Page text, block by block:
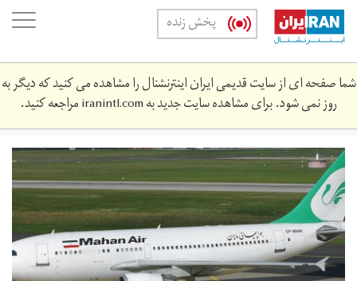
Skip
main
content
پخش زنده
شما صفحه ای از سایت قدیمی ایران اینترنشنال را مشاهده می کنید که دیگر به
روز نمی شود. برای مشاهده سایت جدید بهiranintl.comمراجعه کنید.
airbus-
a310-
353535-
3424.jpg